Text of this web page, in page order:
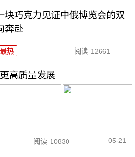
块巧克力见证中俄博览会的双
奔赴
最热 阅读 12661
高质量发展
阅读 10830 05-21